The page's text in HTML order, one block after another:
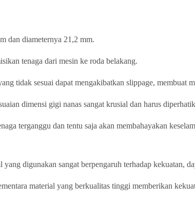
dan diameternya 21,2 mm.
tenaga dari mesin ke roda belakang.
tidak sesuai dapat mengakibatkan slippage, membuat
dimensi gigi nanas sangat krusial dan harus
terganggu dan tentu saja akan membahayakan
digunakan sangat berpengaruh terhadap kekuatan,
material yang berkualitas tinggi memberikan